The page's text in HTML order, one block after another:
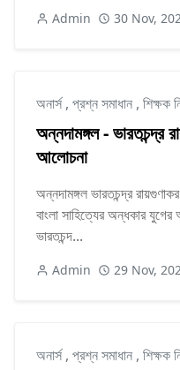
Admin 30 Nov,
অনার্স, প্রশ্ন সমাধান , শিক্ষক
অন্নদামঙ্গল - ভারতচন্দ্র
আলোচনা
অন্নদামঙ্গল ভারতচন্দ্র
বাংলা সাহিত্যের অন্ধকার
ভারতচন্দ...
Admin 29 Nov,
অনার্স, প্রশ্ন সমাধান , শিক্ষক